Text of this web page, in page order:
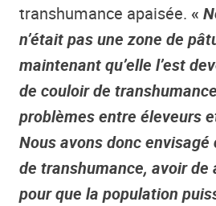
transhumance apaisée. «
n’était pas une zone de
maintenant qu’elle l’est
de couloir de
problèmes entre éleveurs
Nous avons donc
de transhumance, avoir de
pour que la population